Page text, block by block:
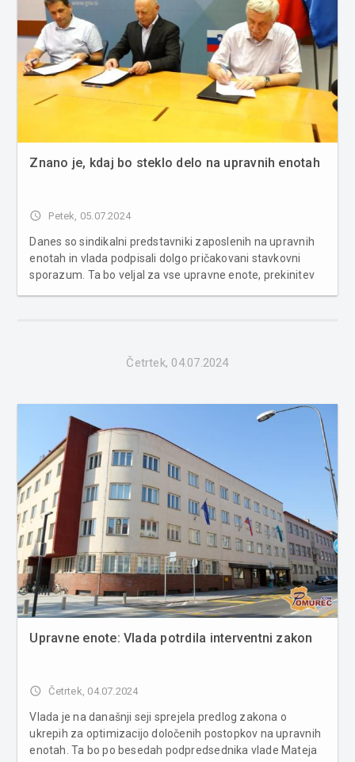
Znano je, kdaj bo steklo delo na upravnih enotah
access_time Petek, 05.07.2024
Danes so sindikalni predstavniki zaposlenih na upravnih
enotah in vlada podpisali dolgo pričakovani stavkovni
sporazum. Ta bo veljal za vse upravne enote, prekinitev
Četrtek, 04.07.2024
Upravne enote: Vlada potrdila interventni zakon
access_time Četrtek, 04.07.2024
Vlada je na današnji seji sprejela predlog zakona o
ukrepih za optimizacijo določenih postopkov na upravnih
enotah. Ta bo po besedah podpredsednika vlade Mateja